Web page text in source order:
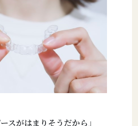
スがはまりそうだから」